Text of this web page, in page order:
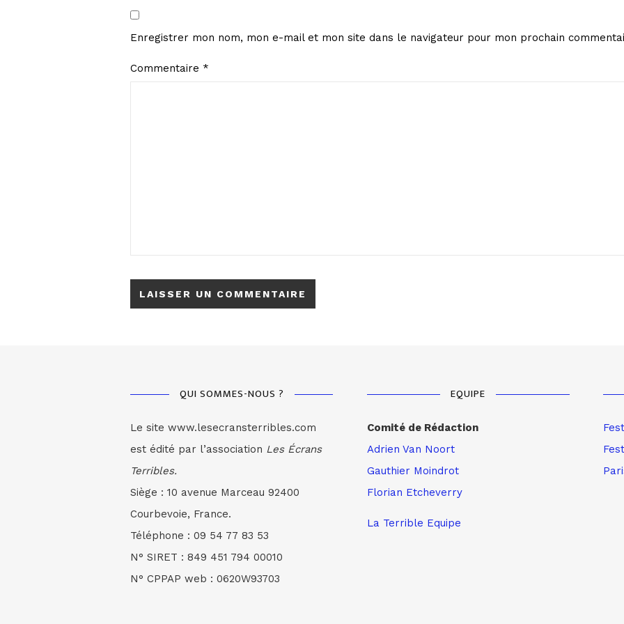
Enregistrer mon nom, mon e-mail et mon site dans le navigateur pour mon prochain
Commentaire *
QUI SOMMES-NOUS ?
Le site www.lesecransterribles.com
est édité par l’association Les Écrans
Terribles.
Siège : 10 avenue Marceau 92400
Courbevoie, France.
Téléphone : 09 54 77 83 53
N° SIRET : 849 451 794 00010
N° CPPAP web : 0620W93703
EQUIPE
Comité de Rédaction
Adrien Van Noort
Gauthier Moindrot
Florian Etcheverry
La Terrible Equipe